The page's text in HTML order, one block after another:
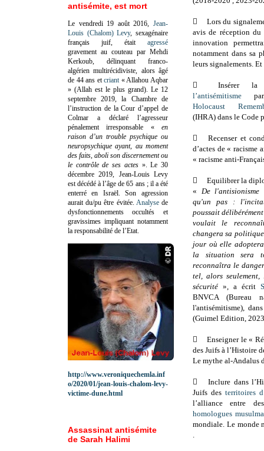

Lors du
avis de réception du
innovation
notamment dans sa
leurs signalements.

Insérer
l’antisémitisme
Holocaust
(IHRA) dans le Code

Recenser et
d’actes de « racisme
« racisme anti-

Equilibrer la
« De
qu'un pas :
poussait
voulait le
changera sa
jour où elle
la situation sera
reconnaîtra le
tel, alors
sécurité», a écrit
BNVCA (Bureau
l'antisémitisme),
(Guimel Edition,

Enseigner le «
des Juifs à l’Histoire
Le mythe al-Andalus

Inclure dans
Juifs desterritoires
l’alliance entre
homologues
mondiale. Le monde
.
antisémite, est mort
Le vendredi 19 août 2016, Jean-
Louis (Chalom) Levy, sexagénaire
français juif, était agressé
gravement au couteau par Mehdi
Kerkoub, délinquant franco-
algérien multirécidiviste, alors âgé
de 44 ans etcriant « Allahou Aqbar
» (Allah est le plus grand). Le 12
septembre 2019, la Chambre de
l’instruction de la Cour d’appel de
Colmar a déclaré l’agresseur
pénalement irresponsable «en
raison d’un trouble psychique ou
neuropsychique ayant, au moment
des faits, aboli son discernement ou
le contrôle de ses actes». Le 30
décembre 2019, Jean-Louis Levy
est décédé à l’âge de 65 ans ; il a été
enterré en Israël. Son agression
aurait du/pu être évitée. Analysede
dysfonctionnements occultés et
gravissimes impliquant notamment
la responsabilité de l’Etat.
http://www.veroniquechemla.inf
o/2020/01/jean-louis-chalom-levy-
victime-dune.html
Assassinat antisémite
de Sarah Halimi